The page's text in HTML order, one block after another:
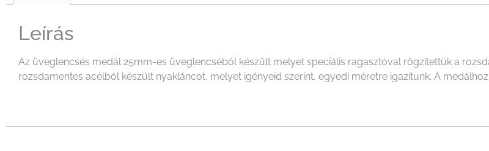
Leírás
Az üveglencsés medál 25mm-es üveglencséből készült melyet speciális ragasztóval rögzítettük a
rozsdamentes acélból készült nyakláncot, melyet igényeid szerint, egyedi méretre igazítunk. A